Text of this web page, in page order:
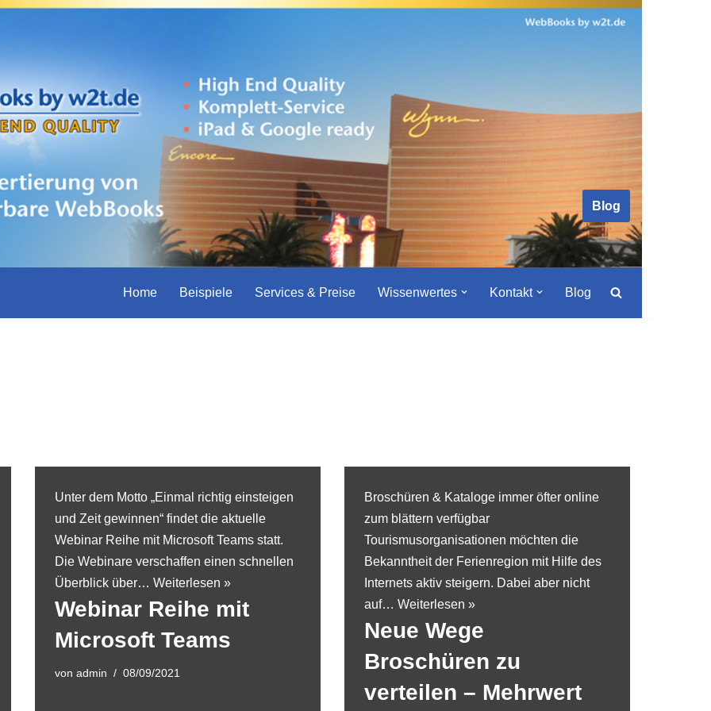
Blog
Home Beispiele Services & Preise Wissenwertes Kontakt Blog
Unter dem Motto „Einmal richtig einsteigen
und Zeit gewinnen“ findet die aktuelle
Webinar Reihe mit Microsoft Teams statt.
Die Webinare verschaffen einen schnellen
Überblick über… Weiterlesen »
Webinar Reihe mit
Microsoft Teams
von admin 08/09/2021
Broschüren & Kataloge immer öfter online
zum blättern verfügbar
Tourismusorganisationen möchten die
Bekanntheit der Ferienregion mit Hilfe des
Internets aktiv steigern. Dabei aber nicht
auf… Weiterlesen »
Neue Wege
Broschüren zu
verteilen – Mehrwert